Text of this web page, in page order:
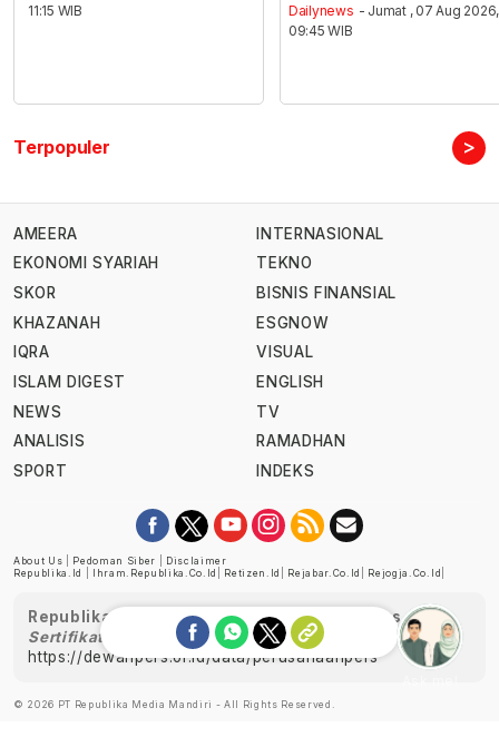
11:15 WIB
Dailynews - Jumat , 07 Aug 2026,
09:45 WIB
Terpopuler >
AMEERA
EKONOMI SYARIAH
SKOR
KHAZANAH
IQRA
ISLAM DIGEST
NEWS
ANALISIS
SPORT
INTERNASIONAL
TEKNO
BISNIS FINANSIAL
ESGNOW
VISUAL
ENGLISH
TV
RAMADHAN
INDEKS
About Us Pedoman Siber
Disclaimer
Republika.id
Ihram.republika.co.id Retizen.id Rejabar.co.id Rejogja.co.id
Republika telah diverifikasi oleh Dewan Pers
Sertifikat Nomor 1058/DP-Verifikasi/K/XII/2022
https://dewanpers.or.id/data/perusahaanpers
© 2026 PT Republika Media Mandiri - All Rights Reserved.